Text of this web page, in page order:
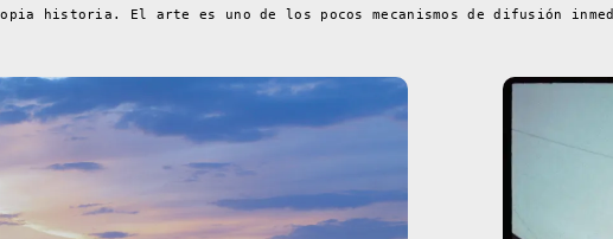
historia. El arte es uno de los pocos mecanismos de difusión